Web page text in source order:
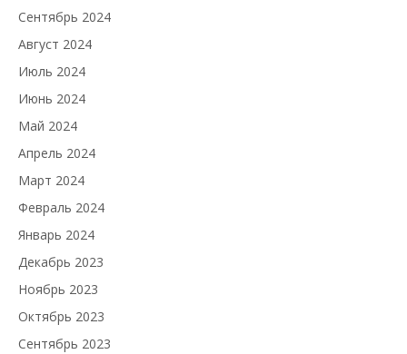
Сентябрь 2024
Август 2024
Июль 2024
Июнь 2024
Май 2024
Апрель 2024
Март 2024
Февраль 2024
Январь 2024
Декабрь 2023
Ноябрь 2023
Октябрь 2023
Сентябрь 2023